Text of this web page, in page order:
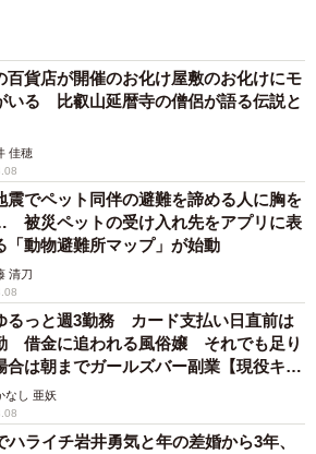
百貨店が開催のお化け屋敷のお化けにモ
いる 比叡山延暦寺の僧侶が語る伝説と
佳穂
震でペット同伴の避難を諦める人に胸を
被災ペットの受け入れ先をアプリに表
「動物避難所マップ」が始動
清刀
るっと週3勤務 カード支払い日直前は
借金に追われる風俗嬢 それでも足り
合は朝までガールズバー副業【現役キャ
取材】
なし 亜妖
ハライチ岩井勇気と年の差婚から3年、